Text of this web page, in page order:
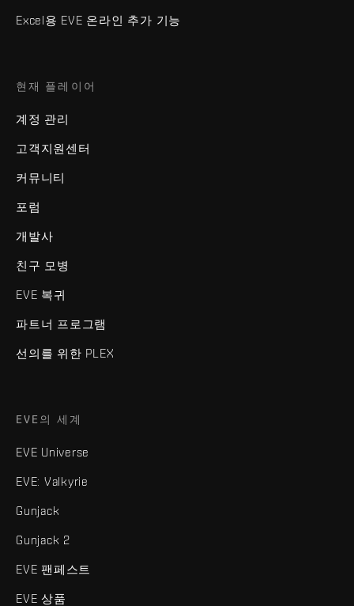
Excel용 EVE 온라인 추가 기능
현재 플레이어
계정 관리
고객지원센터
커뮤니티
포럼
개발사
친구 모병
EVE 복귀
파트너 프로그램
선의를 위한 PLEX
EVE의 세계
EVE Universe
EVE: Valkyrie
Gunjack
Gunjack 2
EVE 팬페스트
EVE 상품